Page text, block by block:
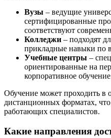
Вузы – ведущие
сертифицированные
соответствуют
Колледжи – подходят
прикладные навыки по
Учебные центры –
ориентированные на
корпоративное
Обучение может проходить в
дистанционных форматах,
работающих специалистов.
Какие направления